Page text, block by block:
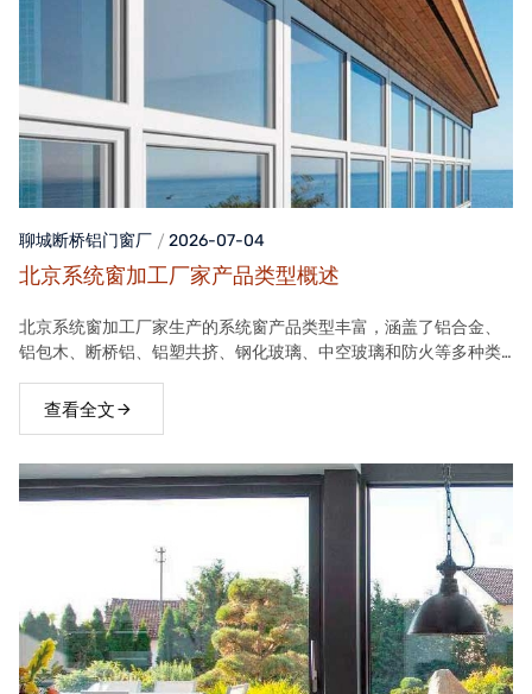
聊城断桥铝门窗厂 2026-07-04
北京系统窗加工厂家产品类型概述
北京系统窗加工厂家生产的系统窗产品类型丰富，涵盖了铝合金、
铝包木、断桥铝、铝塑共挤、钢化玻璃、中空玻璃和防火等多种类
满足不同客户的需求。
查看全文